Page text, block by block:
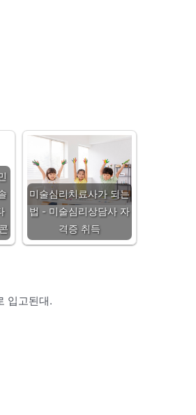
미술심리치료사가 되는
법 - 미술심리상담사 자
격증 취득
입고된대.